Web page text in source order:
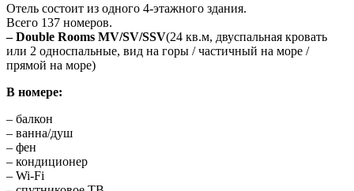
Отель состоит из одного 4-этажного здания.
​Всего 137 номеров.
– Double Rooms MV/SV/SSV(24 кв.м, двуспальная кровать
или 2 односпальные, вид на горы / частичный на море /
прямой на море)
В номере:
– балкон
– ванна/душ
– фен
– кондиционер
– Wi-Fi